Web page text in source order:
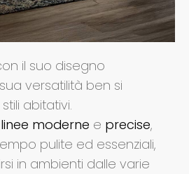
il suo disegno
versatilità ben si
abitativi.
linee moderne e precise,
pulite ed essenziali,
in ambienti dalle varie